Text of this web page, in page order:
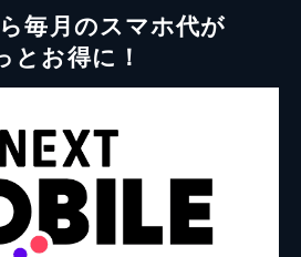
毎月のスマホ代が
とお得に！